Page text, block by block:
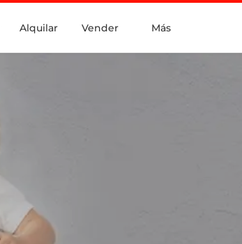
Alquilar Vender Más